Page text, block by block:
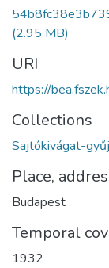
(2.95 MB)
URI
https://
Collections
Sajtókivágat-
Place,
Budapest
Temporal
1932